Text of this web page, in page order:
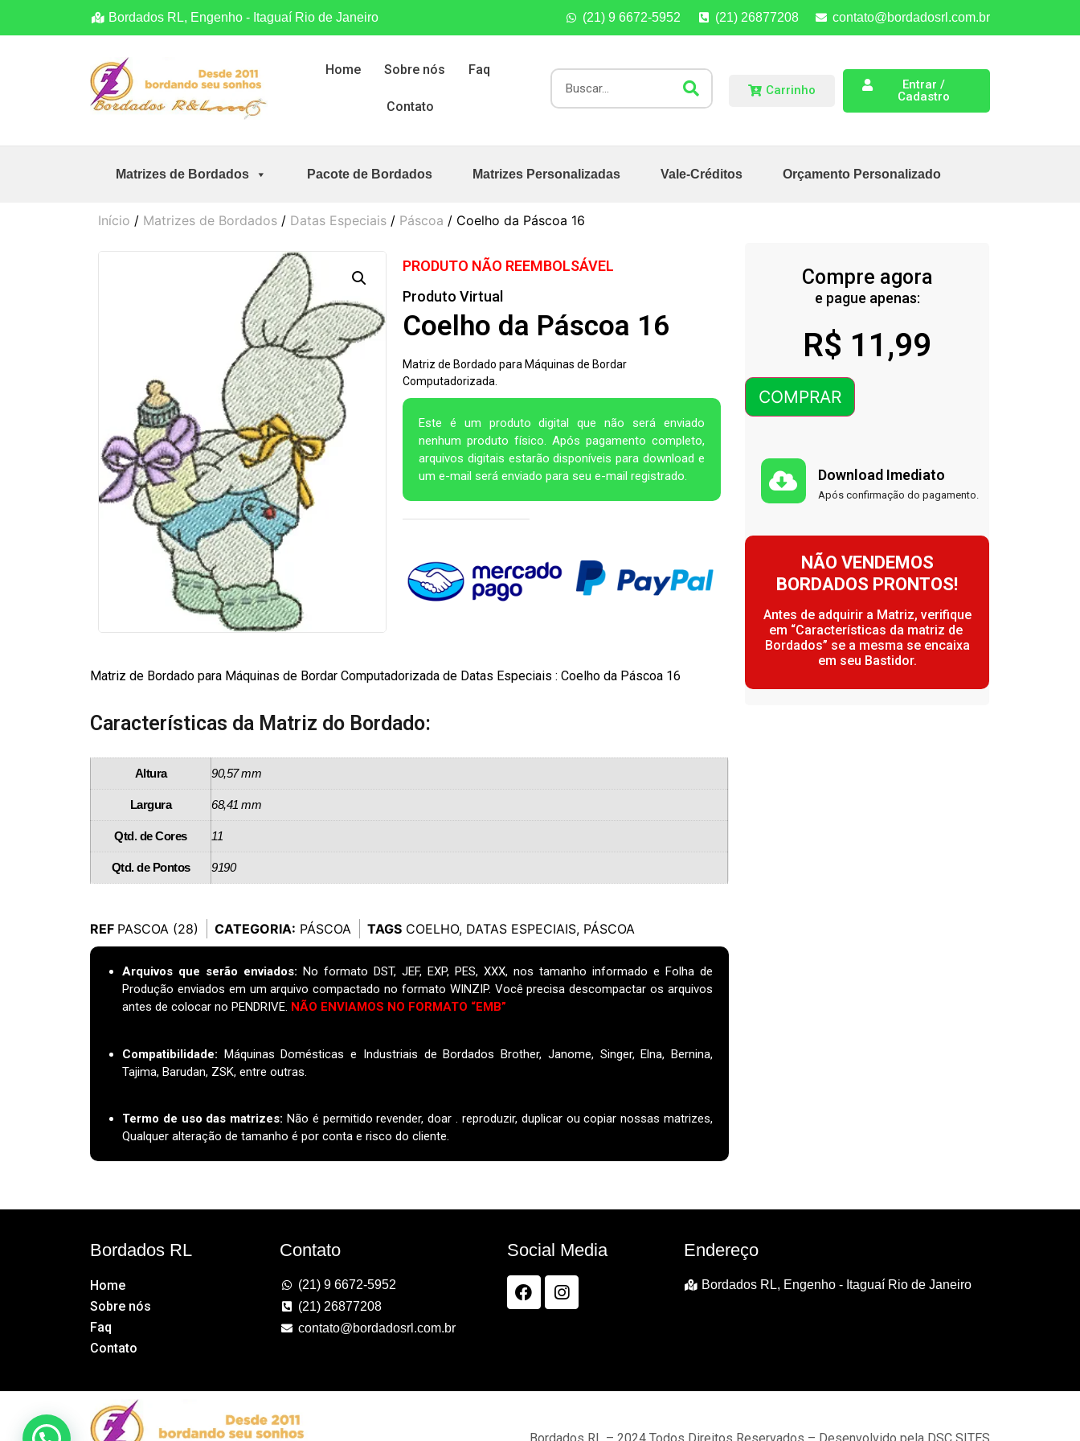
Bordados RL, Engenho - Itaguaí Rio de Janeiro (21) 9 6672-5952 (21) 26877208 contato@bordadosrl.com.br
Home Sobre nós Faq
Contato
Carrinho
Entrar /
Cadastro
Matrizes de Bordados Pacote de Bordados Matrizes Personalizadas Vale-Créditos Orçamento Personalizado
Início / Matrizes de Bordados / Datas Especiais / Páscoa / Coelho da Páscoa 16
PRODUTO NÃO REEMBOLSÁVEL
Produto Virtual
Coelho da Páscoa 16
Matriz de Bordado para Máquinas de Bordar
Computadorizada.
Este é um produto digital que não será enviado
nenhum produto físico. Após pagamento completo,
arquivos digitais estarão disponíveis para download e
um e-mail será enviado para seu e-mail registrado.
Matriz de Bordado para Máquinas de Bordar Computadorizada de Datas Especiais : Coelho da Páscoa 16
Características da Matriz do Bordado:
Altura 90,57 mm
Largura 68,41 mm
Qtd. de Cores 11
Qtd. de Pontos 9190
REF PASCOA (28) CATEGORIA: PÁSCOA TAGS COELHO, DATAS ESPECIAIS, PÁSCOA
Arquivos que serão enviados: No formato DST, JEF, EXP, PES, XXX, nos tamanho informado e Folha de
Produção enviados em um arquivo compactado no formato WINZIP. Você precisa descompactar os arquivos
antes de colocar no PENDRIVE. NÃO ENVIAMOS NO FORMATO “EMB”
Compatibilidade: Máquinas Domésticas e Industriais de Bordados Brother, Janome, Singer, Elna, Bernina,
Tajima, Barudan, ZSK, entre outras.
Termo de uso das matrizes: Não é permitido revender, doar . reproduzir, duplicar ou copiar nossas matrizes,
Qualquer alteração de tamanho é por conta e risco do cliente.
Compre agora
e pague apenas:
R$ 11,99
COMPRAR
Download Imediato
Após confirmação do pagamento.
NÃO VENDEMOS
BORDADOS PRONTOS!
Antes de adquirir a Matriz, verifique
em “Características da matriz de
Bordados” se a mesma se encaixa
em seu Bastidor.
Bordados RL
Home
Sobre nós
Faq
Contato
Contato
(21) 9 6672-5952
(21) 26877208
contato@bordadosrl.com.br
Social Media Endereço
Bordados RL, Engenho - Itaguaí Rio de Janeiro